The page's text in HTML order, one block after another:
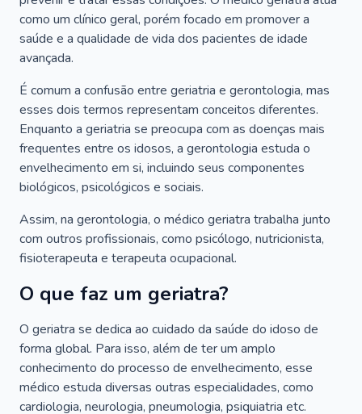
como um clínico geral, porém focado em promover a
saúde e a qualidade de vida dos pacientes de idade
avançada.
É comum a confusão entre geriatria e gerontologia, mas
esses dois termos representam conceitos diferentes.
Enquanto a geriatria se preocupa com as doenças mais
frequentes entre os idosos, a gerontologia estuda o
envelhecimento em si, incluindo seus componentes
biológicos, psicológicos e sociais.
Assim, na gerontologia, o médico geriatra trabalha junto
com outros profissionais, como psicólogo, nutricionista,
fisioterapeuta e terapeuta ocupacional.
O que faz um geriatra?
O geriatra se dedica ao cuidado da saúde do idoso de
forma global. Para isso, além de ter um amplo
conhecimento do processo de envelhecimento, esse
médico estuda diversas outras especialidades, como
cardiologia, neurologia, pneumologia, psiquiatria etc.